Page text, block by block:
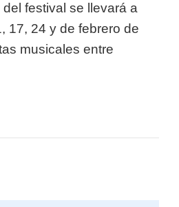
festival se llevará a
17, 24 y de febrero de
musicales entre